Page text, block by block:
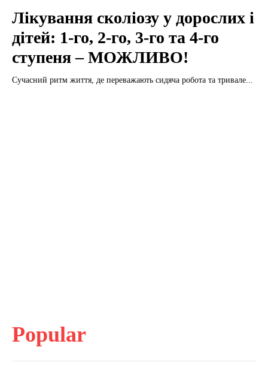
Лікування сколіозу у дорослих і
дітей: 1-го, 2-го, 3-го та 4-го
ступеня – МОЖЛИВО!
Сучасний ритм життя, де переважають сидяча робота та тривале...
Popular